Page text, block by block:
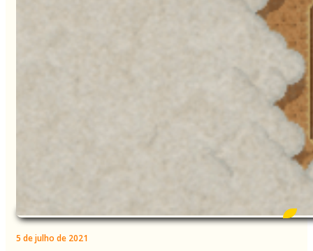
5 de julho de 2021